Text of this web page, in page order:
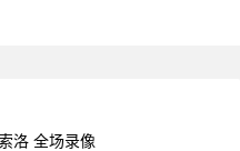
洛 全场录像